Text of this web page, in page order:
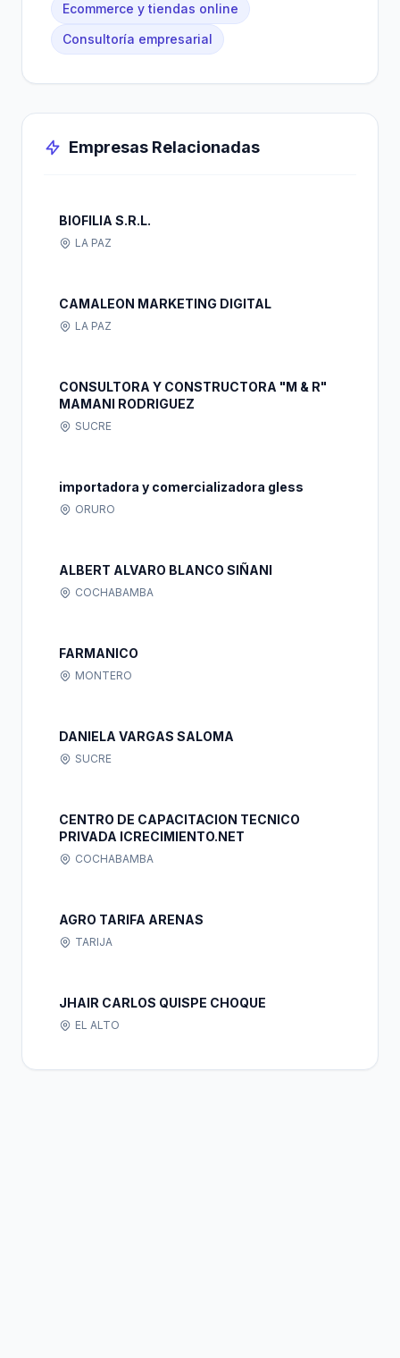
Ecommerce y tiendas online
Consultoría empresarial
Empresas Relacionadas
BIOFILIA S.R.L.
LA PAZ
CAMALEON MARKETING DIGITAL
LA PAZ
CONSULTORA Y CONSTRUCTORA "M & R"
MAMANI RODRIGUEZ
SUCRE
importadora y comercializadora gless
ORURO
ALBERT ALVARO BLANCO SIÑANI
COCHABAMBA
FARMANICO
MONTERO
DANIELA VARGAS SALOMA
SUCRE
CENTRO DE CAPACITACION TECNICO
PRIVADA ICRECIMIENTO.NET
COCHABAMBA
AGRO TARIFA ARENAS
TARIJA
JHAIR CARLOS QUISPE CHOQUE
EL ALTO